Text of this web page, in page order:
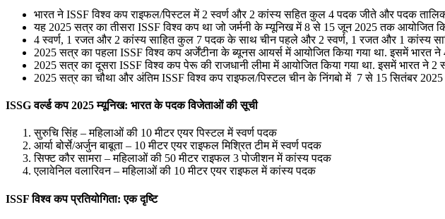
📝 डेली करेंट अफेयर्स: 25-27 जुलाई 2026
July 25, 2026
📝 डेली करेंट अफेयर्स: 22-24 जुलाई 2026
July 19, 2026
📝 डेली करेंट अफेयर्स: 16-18 जुलाई 2026
भारत ने ISSF विश्व कप राइफल/पिस्टल में 2 स्वर्ण और 2 कांस्य सहित कुल 4 पदक जीते और पदक
यह 2025 सत्र का तीसरा ISSF विश्व कप था जो जर्मनी के म्यूनिख में 8 से 15 जून 2025 तक आयोजित
4 स्वर्ण, 1 रजत और 2 कांस्य साहित कुल 7 पदक के साथ चीन पहले और 2 स्वर्ण, 1 रजत और 1 कांस्य
2025 सत्र का पहला ISSF विश्व कप अर्जेंटीना के ब्यूनस आयर्स में आयोजित किया गया था. इसमें
2025 सत्र का दूसरा ISSF विश्व कप पेरू की राजधानी लीमा में आयोजित किया गया था. इसमें भारत
2025 सत्र का चौथा और अंतिम ISSF विश्व कप राइफल/पिस्टल चीन के निंगबो में 7 से 15 सितंबर
ISSG वर्ल्ड कप 2025 म्यूनिख: भारत के पदक विजेताओं की सूची
सुरुचि सिंह – महिलाओं की 10 मीटर एयर पिस्टल में स्वर्ण पदक
आर्या बोर्से/अर्जुन बाबूता – 10 मीटर एयर राइफल मिश्रित टीम में स्वर्ण पदक
सिफ्ट कौर सामरा – महिलाओं की 50 मीटर राइफल 3 पोजीशन में कांस्य पदक
एलावेनिल वलारिवन – महिलाओं की 10 मीटर एयर राइफल में कांस्य पदक
ISSF विश्व कप प्रतियोगिता: एक दृष्टि